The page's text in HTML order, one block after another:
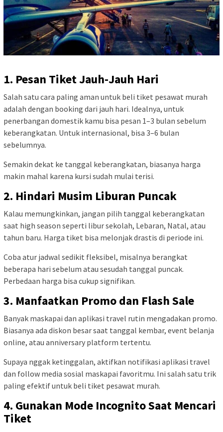
1. Pesan Tiket Jauh-Jauh Hari
Salah satu cara paling aman untuk beli tiket pesawat murah
adalah dengan booking dari jauh hari. Idealnya, untuk
penerbangan domestik kamu bisa pesan 1–3 bulan sebelum
keberangkatan. Untuk internasional, bisa 3–6 bulan
sebelumnya.
Semakin dekat ke tanggal keberangkatan, biasanya harga
makin mahal karena kursi sudah mulai terisi.
2. Hindari Musim Liburan Puncak
Kalau memungkinkan, jangan pilih tanggal keberangkatan
saat high season seperti libur sekolah, Lebaran, Natal, atau
tahun baru. Harga tiket bisa melonjak drastis di periode ini.
Coba atur jadwal sedikit fleksibel, misalnya berangkat
beberapa hari sebelum atau sesudah tanggal puncak.
Perbedaan harga bisa cukup signifikan.
3. Manfaatkan Promo dan Flash Sale
Banyak maskapai dan aplikasi travel rutin mengadakan promo.
Biasanya ada diskon besar saat tanggal kembar, event belanja
online, atau anniversary platform tertentu.
Supaya nggak ketinggalan, aktifkan notifikasi aplikasi travel
dan follow media sosial maskapai favoritmu. Ini salah satu trik
paling efektif untuk beli tiket pesawat murah.
4. Gunakan Mode Incognito Saat Mencari
Tiket